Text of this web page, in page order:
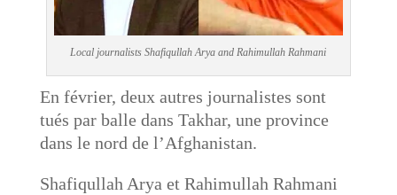
Local journalists Shafiqullah Arya and Rahimullah Rahmani
En février, deux autres journalistes sont
tués par balle dans Takhar, une province
dans le nord de l’Afghanistan.
Shafiqullah Arya et Rahimullah Rahmani